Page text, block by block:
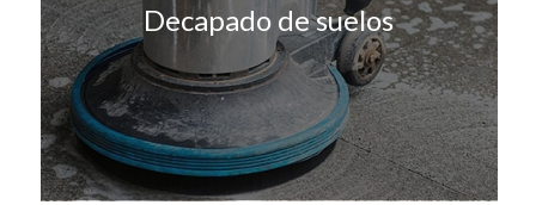
Decapado de suelos